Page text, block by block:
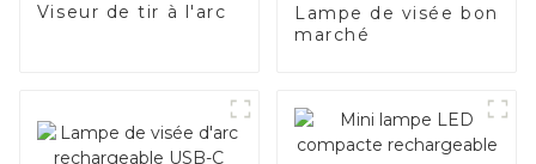
Viseur de tir à l'arc
Lampe de visée bon
marché